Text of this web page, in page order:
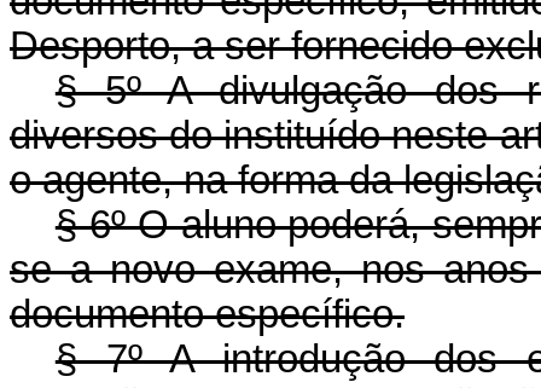
Desporto, a ser fornecido
§ 5º A divulgação dos
diversos do instituído neste
o agente, na forma da
§ 6º O aluno poderá,
se a novo exame, nos
documento específico.
§ 7º A introdução dos